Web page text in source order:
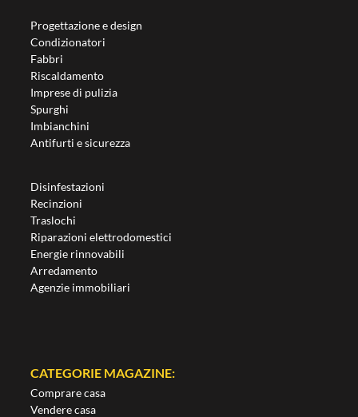
Progettazione e design
Condizionatori
Fabbri
Riscaldamento
Imprese di pulizia
Spurghi
Imbianchini
Antifurti e sicurezza
Disinfestazioni
Recinzioni
Traslochi
Riparazioni elettrodomestici
Energie rinnovabili
Arredamento
Agenzie immobiliari
CATEGORIE MAGAZINE:
Comprare casa
Vendere casa